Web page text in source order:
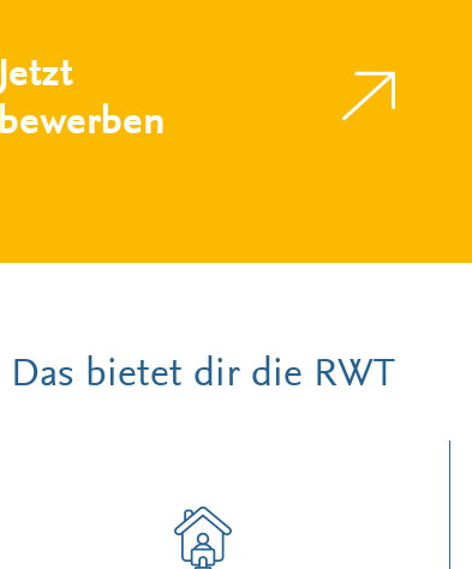
Jetzt
bewerben
Das bietet dir die RWT